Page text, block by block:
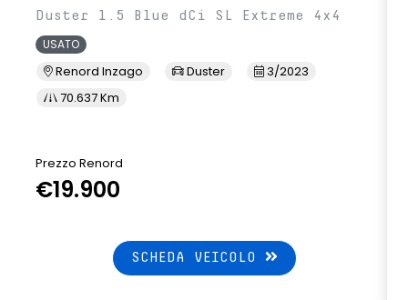
Duster 1.5 Blue dCi SL Extreme 4x4
USATO
Renord Inzago Duster
3/2023
70.637 Km
Prezzo Renord
€19.900
SCHEDA VEICOLO